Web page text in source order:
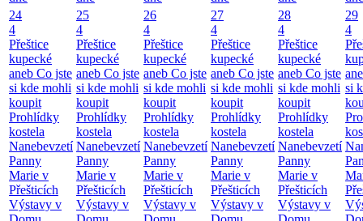
24
4
Přeštice
kupecké
aneb Co jste
si kde mohli
koupit
Prohlídky
kostela
Nanebevzetí
Panny
Marie v
Přešticích
Výstavy v
25
4
Přeštice
kupecké
aneb Co jste
si kde mohli
koupit
Prohlídky
kostela
Nanebevzetí
Panny
Marie v
Přešticích
Výstavy v
26
4
Přeštice
kupecké
aneb Co jste
si kde mohli
koupit
Prohlídky
kostela
Nanebevzetí
Panny
Marie v
Přešticích
Výstavy v
27
4
Přeštice
kupecké
aneb Co jste
si kde mohli
koupit
Prohlídky
kostela
Nanebevzetí
Panny
Marie v
Přešticích
Výstavy v
28
4
Přeštice
kupecké
aneb Co jste
si kde mohli
koupit
Prohlídky
kostela
Nanebevzetí
Panny
Marie v
Přešticích
Výstavy v
29
4
si